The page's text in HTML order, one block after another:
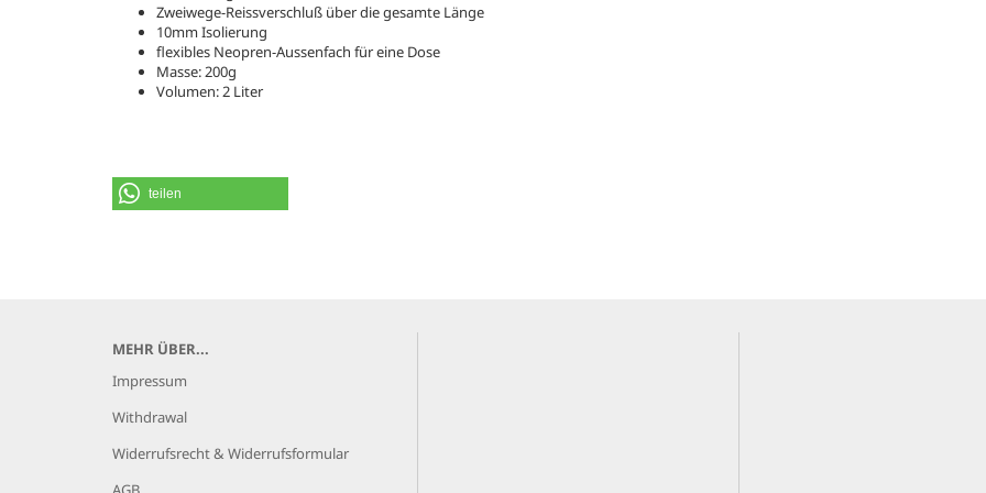
Zweiwege-Reissverschluß über die gesamte Länge
10mm Isolierung
flexibles Neopren-Aussenfach für eine Dose
Masse: 200g
Volumen: 2 Liter
teilen
MEHR ÜBER...
Impressum
Withdrawal
Widerrufsrecht & Widerrufsformular